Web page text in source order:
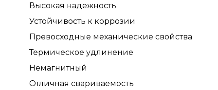
Высокая надежность
Устойчивость к коррозии
Превосходные механические свойства
Термическое удлинение
Немагнитный
Отличная свариваемость